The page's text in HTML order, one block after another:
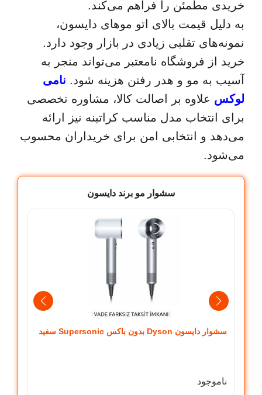
خریدی مطمئن را فراهم می‌کند.
به دلیل قیمت بالای اتو موهای دایسون،
نمونه‌های تقلبی زیادی در بازار وجود دارد.
خرید از فروشگاه نامعتبر می‌تواند منجر به
آسیب به مو و هدر رفتن هزینه شود. نامی
لوکس علاوه بر اصالت کالا، مشاوره تخصصی
برای انتخاب مدل مناسب کراتینه نیز ارائه
می‌دهد و انتخابی امن برای خریداران محسوب
می‌شود.
سشوار مو برند دایسون
سشوار دایسون Dyson بدون باکس Supersonic سفید
ناموجود